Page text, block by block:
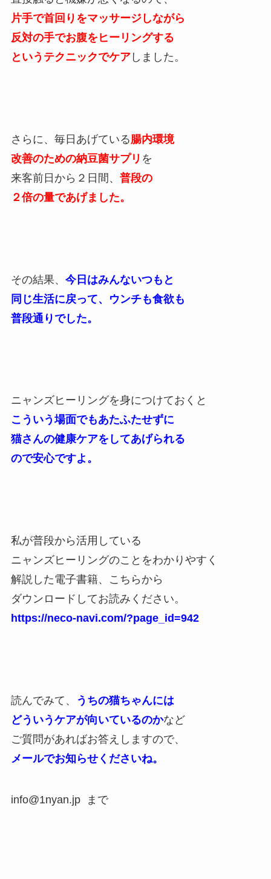
片手で首回りをマッサージしながら
反対の手でお腹をヒーリングする
というテクニックでケアしました。
さらに、毎日あげている腸内環境
改善のための納豆菌サプリ を
来客前日から２日間、 普段の
２倍の量であげました。
その結果、 今日はみんないつもと
同じ生活に戻って、ウンチも食欲も
普段通りでした。
ニャンズヒーリングを身につけておくと
こういう場面でもあたふたせずに
猫さんの健康ケアをしてあげられる
ので安心ですよ。
私が普段から活用している
ニャンズヒーリングのことをわかりやすく
解説した電子書籍、こちらから
ダウンロードしてお読みください。
https://neco-navi.com/?page_id=942
読んでみて、
うちの猫ちゃんには
どういうケアが向いているのかなど
ご質問があればお答えしますので、
メールでお知らせくださいね。
info@1nyan.jp まで